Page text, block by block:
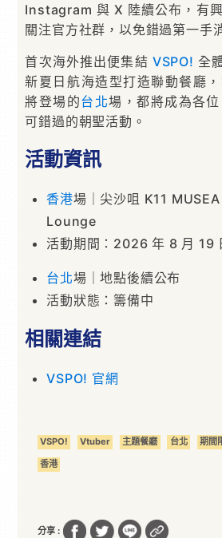
Instagram 與 X 陸續公布，有
關注官方社群，以免錯過第一手
首次海外推出便集結 VSPO! 全
新夏日航海造型打造聯動餐廳
將登場的台北場，都將成為各
可錯過的朝聖活動。
活動資訊
香港場｜尖沙咀 K11
Lounge
活動期間：2026 年 8 月 19
台北場｜地點後續公布
活動狀態：籌備中
相關連結
VSPO! 官網
VSPO! Vtuber 主題餐廳 台北 期間
香港
分享 :